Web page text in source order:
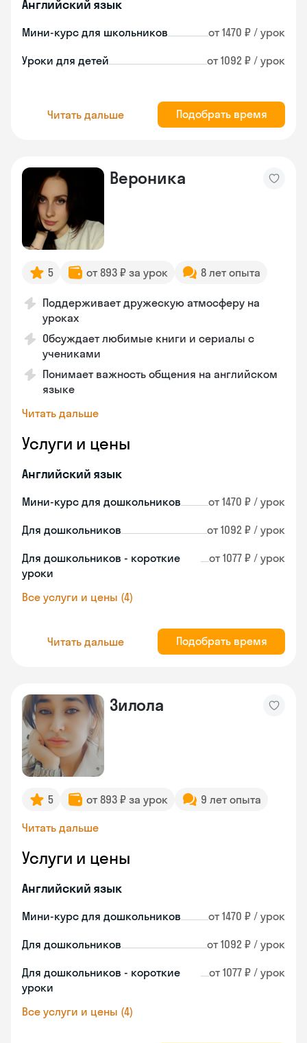
Английский язык
Мини-курс для школьников от 1470 ₽ / урок
Уроки для детей от 1092 ₽ / урок
Читать дальше Подобрать время
Вероника
5 от 893 ₽ за урок 8 лет опыта
Поддерживает дружескую атмосферу на
уроках
Обсуждает любимые книги и сериалы с
учениками
Понимает важность общения на английском
языке
Читать дальше
Услуги и цены
Английский язык
Мини-курс для дошкольников от 1470 ₽ / урок
Для дошкольников от 1092 ₽ / урок
Для дошкольников - короткие
уроки
от 1077 ₽ / урок
Все услуги и цены (4)
Читать дальше Подобрать время
Зилола
5 от 893 ₽ за урок 9 лет опыта
Читать дальше
Услуги и цены
Английский язык
Мини-курс для дошкольников от 1470 ₽ / урок
Для дошкольников от 1092 ₽ / урок
Для дошкольников - короткие
уроки
от 1077 ₽ / урок
Все услуги и цены (4)